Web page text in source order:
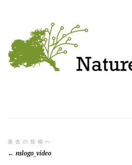
投
過去の投稿へ
nslogo_video